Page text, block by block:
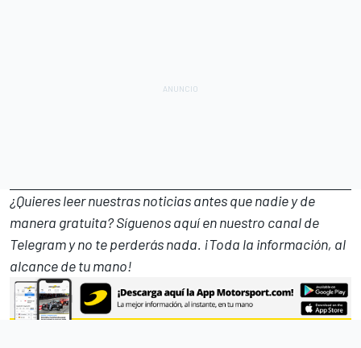
¿Quieres leer nuestras noticias antes que nadie y de
manera gratuita? Síguenosaquí en nuestro canal de
Telegramy no te perderás nada. ¡Toda la información, al
alcance de tu mano!